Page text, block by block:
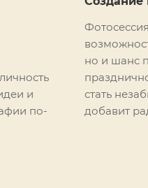
и
по-
но и шанс
стать
добавит